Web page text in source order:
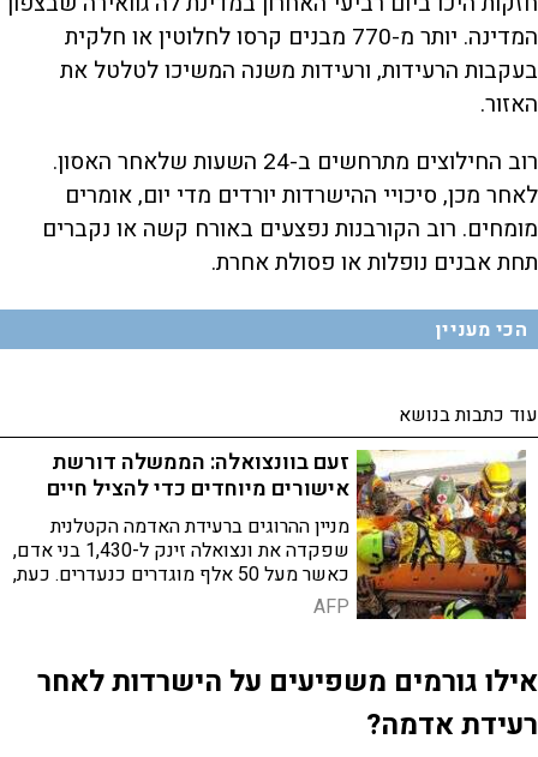
המדינה. יותר מ-770 מבנים קרסו לחלוטין או חלקית
בעקבות הרעידות, ורעידות משנה המשיכו לטלטל את
האזור.
רוב החילוצים מתרחשים ב-24 השעות שלאחר האסון.
לאחר מכן, סיכויי ההישרדות יורדים מדי יום, אומרים
מומחים. רוב הקורבנות נפצעים באורח קשה או נקברים
תחת אבנים נופלות או פסולת אחרת.
הכי מעניין
עוד כתבות בנושא
זעם בוונצואלה: הממשלה דורשת
אישורים מיוחדים כדי להציל חיים
מניין ההרוגים ברעידת האדמה הקטלנית
שפקדה את ונצואלה זינק ל-1,430 בני אדם,
כאשר מעל 50 אלף מוגדרים כנעדרים. כעת,
גובר הזעם הציבורי על הממשלה הזמנית
בשל הגבלות בירוקרטיות קשות המעכבות
AFP
אילו גורמים משפיעים על הישרדות לאחר
רעידת אדמה?